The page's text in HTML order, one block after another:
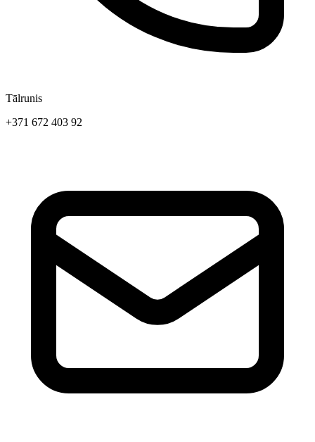
Tālrunis
+371 672 403 92